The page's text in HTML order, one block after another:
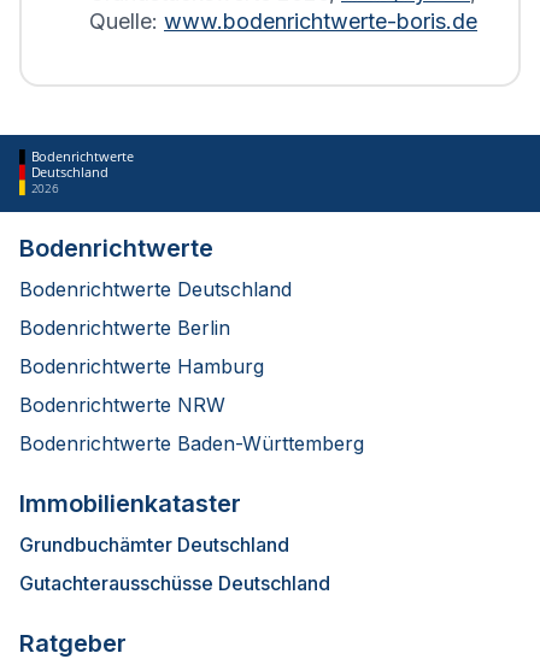
Quelle: www.bodenrichtwerte-boris.de
Bodenrichtwerte
Deutschland
2026
Bodenrichtwerte
Bodenrichtwerte Deutschland
Bodenrichtwerte Berlin
Bodenrichtwerte Hamburg
Bodenrichtwerte NRW
Bodenrichtwerte Baden-Württemberg
Immobilienkataster
Grundbuchämter Deutschland
Gutachterausschüsse Deutschland
Ratgeber